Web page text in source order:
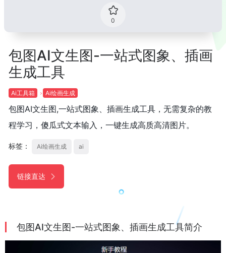
0
包图AI文生图-一站式图象、插画
生成工具
Ai工具箱 Ai绘画生成
包图AI文生图,一站式图象、插画生成工具，无需复杂的教
程学习，傻瓜式文本输入，一键生成高质高清图片。
标签： Ai绘画生成 ai
链接直达
包图AI文生图-一站式图象、插画生成工具简介